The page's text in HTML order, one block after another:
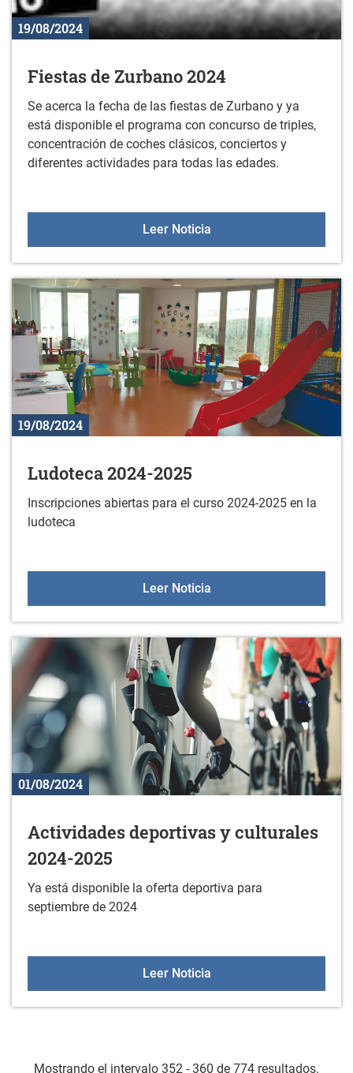
19/08/2024
Fiestas de Zurbano 2024
Se acerca la fecha de las fiestas de Zurbano y ya
está disponible el programa con concurso de triples,
concentración de coches clásicos, conciertos y
diferentes actividades para todas las edades.
Leer NoticiaFiestas de Zurbano 2024
19/08/2024
Ludoteca 2024-2025
Inscripciones abiertas para el curso 2024-2025 en la
ludoteca
Leer NoticiaLudoteca 2024-2025
01/08/2024
Actividades deportivas y culturales
2024-2025
Ya está disponible la oferta deportiva para
septiembre de 2024
Leer NoticiaActividades deportivas
Mostrando el intervalo 352 - 360 de 774 resultados.